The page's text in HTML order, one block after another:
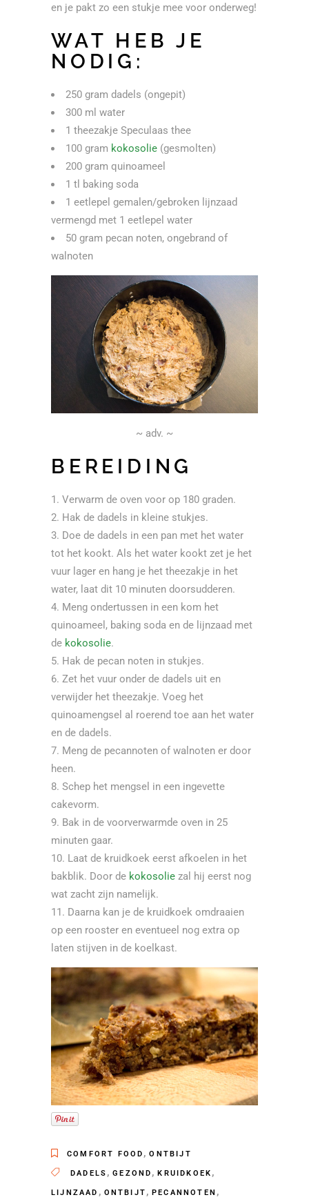
en je pakt zo een stukje mee voor onderweg!
WAT HEB JE
NODIG:
250 gram dadels (ongepit)
300 ml water
1 theezakje Speculaas thee
100 gram kokosolie (gesmolten)
200 gram quinoameel
1 tl baking soda
1 eetlepel gemalen/gebroken lijnzaad
vermengd met 1 eetlepel water
50 gram pecan noten, ongebrand of
walnoten
~ adv. ~
BEREIDING
Verwarm de oven voor op 180 graden.
Hak de dadels in kleine stukjes.
Doe de dadels in een pan met het water
tot het kookt. Als het water kookt zet je het
vuur lager en hang je het theezakje in het
water, laat dit 10 minuten doorsudderen.
Meng ondertussen in een kom het
quinoameel, baking soda en de lijnzaad met
de kokosolie.
Hak de pecan noten in stukjes.
Zet het vuur onder de dadels uit en
verwijder het theezakje. Voeg het
quinoamengsel al roerend toe aan het water
en de dadels.
Meng de pecannoten of walnoten er door
heen.
Schep het mengsel in een ingevette
cakevorm.
Bak in de voorverwarmde oven in 25
minuten gaar.
Laat de kruidkoek eerst afkoelen in het
bakblik. Door de kokosolie zal hij eerst nog
wat zacht zijn namelijk.
Daarna kan je de kruidkoek omdraaien
op een rooster en eventueel nog extra op
laten stijven in de koelkast.
COMFORT FOOD ,ONTBIJT
DADELS ,GEZOND ,KRUIDKOEK ,
LIJNZAAD , ONTBIJT ,PECANNOTEN ,